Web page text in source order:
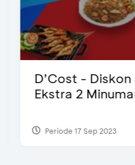
D’Cost - Diskon
Ekstra 2 Minuman
Periode 17 Sep 2023